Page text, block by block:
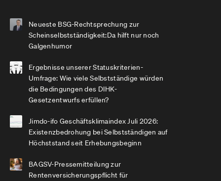
Neueste BSG-Rechtsprechung zur
Scheinselbstständigkeit:Da hilft nur noch
Galgenhumor
Ergebnisse unserer Statuskriterien-
Umfrage: Wie viele Selbstständige würden
die Bedingungen des DIHK-
Gesetzentwurfs erfüllen?
Jimdo-ifo Geschäftsklimaindex Juli 2026:
Existenzbedrohung bei Selbstständigen auf
Höchststand seit Erhebungsbeginn
BAGSV-Pressemitteilung zur
Rentenversicherungspflicht für